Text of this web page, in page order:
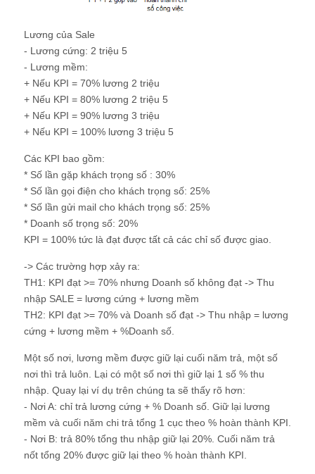
Lương của Sale
- Lương cứng: 2 triệu 5
- Lương mềm:
+ Nếu KPI = 70% lương 2 triệu
+ Nếu KPI = 80% lương 2 triệu 5
+ Nếu KPI = 90% lương 3 triệu
+ Nếu KPI = 100% lương 3 triệu 5
Các KPI bao gồm:
* Số lần gặp khách trọng số : 30%
* Số lần gọi điện cho khách trọng số: 25%
* Số lần gửi mail cho khách trọng số: 25%
* Doanh số trọng số: 20%
KPI = 100% tức là đạt được tất cả các chỉ số được giao.
-> Các trường hợp xảy ra:
TH1: KPI đạt >= 70% nhưng Doanh số không đạt -> Thu
nhập SALE = lương cứng + lương mềm
TH2: KPI đạt >= 70% và Doanh số đạt -> Thu nhập = lương
cứng + lương mềm + %Doanh số.
Một số nơi, lương mềm được giữ lại cuối năm trả, một số
nơi thì trả luôn. Lại có một số nơi thì giữ lại 1 số % thu
nhập. Quay lại ví dụ trên chúng ta sẽ thấy rõ hơn:
- Nơi A: chỉ trả lương cứng + % Doanh số. Giữ lại lương
mềm và cuối năm chi trả tổng 1 cục theo % hoàn thành KPI.
- Nơi B: trả 80% tổng thu nhập giữ lại 20%. Cuối năm trả
nốt tổng 20% được giữ lại theo % hoàn thành KPI.